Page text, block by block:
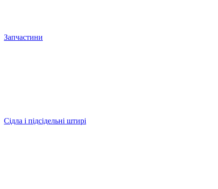
Запчастини
Сідла і підсідельні штирі